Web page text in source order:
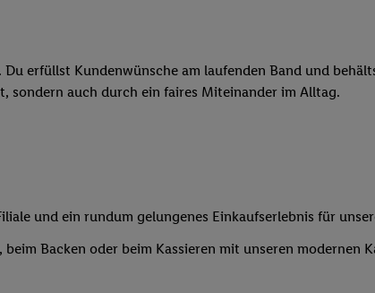
erfüllst Kundenwünsche am laufenden Band und
sondern auch durch ein faires Miteinander im Alltag.
und ein rundum gelungenes Einkaufserlebnis für
Backen oder beim Kassieren mit unseren modernen